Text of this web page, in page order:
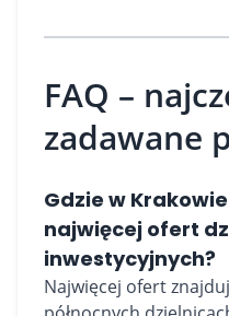
FAQ –
zadawane
Gdzie w
najwięcej ofert
inwestycyjnych?
Najwięcej ofert